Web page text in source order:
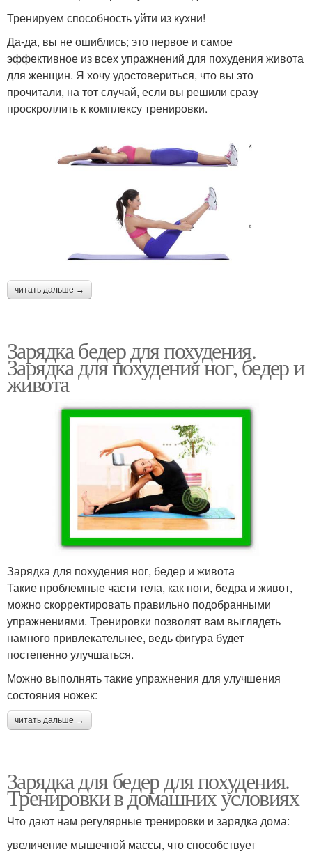
Тренируем способность уйти из кухни!
Да-да, вы не ошиблись; это первое и самое
эффективное из всех упражнений для похудения живота
для женщин. Я хочу удостовериться, что вы это
прочитали, на тот случай, если вы решили сразу
проскроллить к комплексу тренировки.
читать дальше →
Зарядка бедер для похудения.
Зарядка для похудения ног, бедер и
живота
Зарядка для похудения ног, бедер и живота
Такие проблемные части тела, как ноги, бедра и живот,
можно скорректировать правильно подобранными
упражнениями. Тренировки позволят вам выглядеть
намного привлекательнее, ведь фигура будет
постепенно улучшаться.
Можно выполнять такие упражнения для улучшения
состояния ножек:
читать дальше →
Зарядка для бедер для похудения.
Тренировки в домашних условиях
Что дают нам регулярные тренировки и зарядка дома:
увеличение мышечной массы, что способствует